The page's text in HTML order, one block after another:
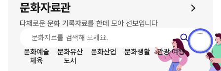
문화자료관
다채로운 문화 기록자료를 한데 모아 선보입니다
문화예술 문화유산 문화산업 문화생활
관광·여행
체육
도서